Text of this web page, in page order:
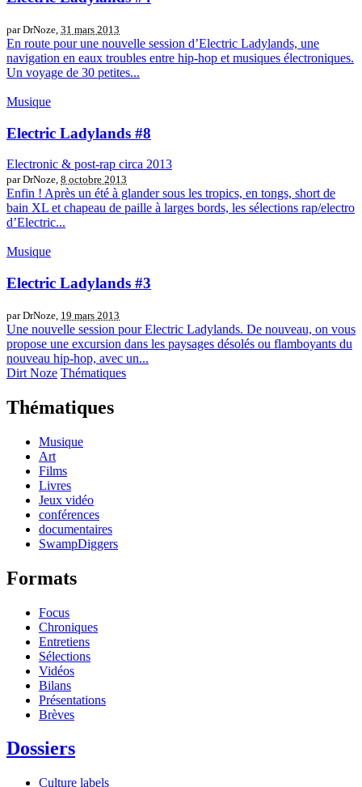
par DrNoze, 31 mars 2013
En route pour une nouvelle session d’Electric Ladylands, une
navigation en eaux troubles entre hip-hop et musiques électroniques.
Un voyage de 30 petites...
Musique
Electric Ladylands #8
Electronic & post-rap circa 2013
par DrNoze, 8 octobre 2013
Enfin ! Après un été à glander sous les tropics, en tongs, short de
bain XL et chapeau de paille à larges bords, les sélections rap/electro
d’Electric...
Musique
Electric Ladylands #3
par DrNoze, 19 mars 2013
Une nouvelle session pour Electric Ladylands. De nouveau, on vous
propose une excursion dans les paysages désolés ou flamboyants du
nouveau hip-hop, avec un...
Dirt Noze Thématiques
Thématiques
Musique
Art
Films
Livres
Jeux vidéo
conférences
documentaires
SwampDiggers
Formats
Focus
Chroniques
Entretiens
Sélections
Vidéos
Bilans
Présentations
Brèves
Dossiers
Culture labels